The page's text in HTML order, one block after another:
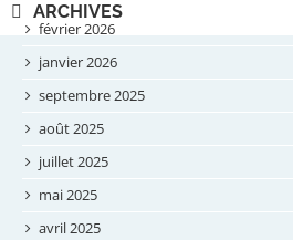
ARCHIVES
février 2026
janvier 2026
septembre 2025
août 2025
juillet 2025
mai 2025
avril 2025